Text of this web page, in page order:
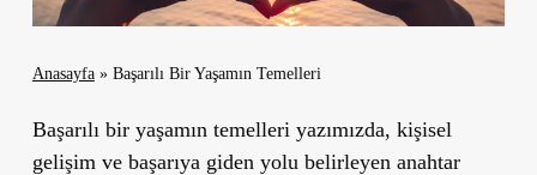
Anasayfa» Başarılı Bir Yaşamın Temelleri
Başarılı bir yaşamın temelleri yazımızda, kişisel
gelişim ve başarıya giden yolu belirleyen anahtar